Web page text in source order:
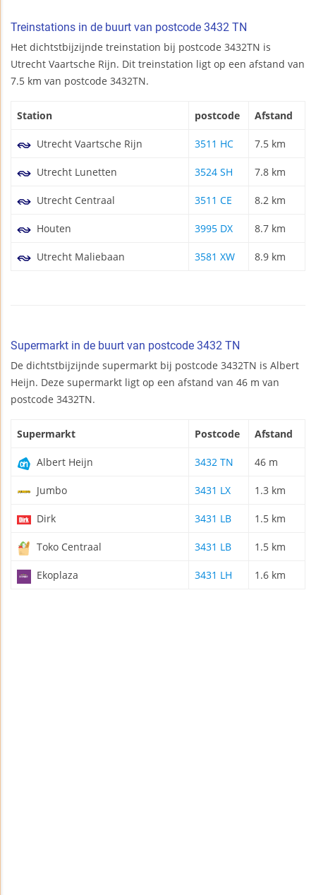
Treinstations in de buurt van postcode 3432 TN
Het dichtstbijzijnde treinstation bij postcode 3432TN is
Utrecht Vaartsche Rijn. Dit treinstation ligt op een afstand van
7.5 km van postcode 3432TN.
Station postcode Afstand
Utrecht Vaartsche Rijn 3511 HC 7.5 km
Utrecht Lunetten 3524 SH 7.8 km
Utrecht Centraal 3511 CE 8.2 km
Houten 3995 DX 8.7 km
Utrecht Maliebaan 3581 XW 8.9 km
Supermarkt in de buurt van postcode 3432 TN
De dichtstbijzijnde supermarkt bij postcode 3432TN is Albert
Heijn. Deze supermarkt ligt op een afstand van 46 m van
postcode 3432TN.
Supermarkt Postcode Afstand
Albert Heijn 3432 TN 46 m
Jumbo 3431 LX 1.3 km
Dirk 3431 LB 1.5 km
Toko Centraal 3431 LB 1.5 km
Ekoplaza 3431 LH 1.6 km